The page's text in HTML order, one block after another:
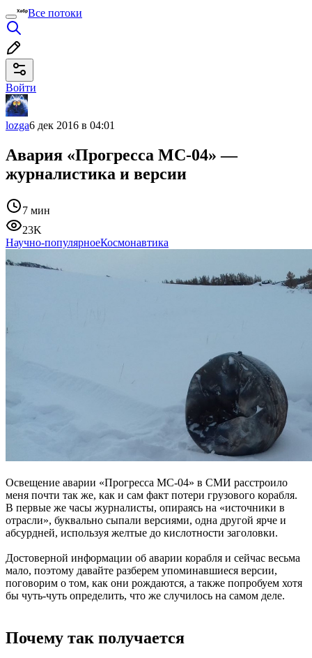
Все потоки
Войти
lozga6 дек 2016 в 04:01
Авария «Прогресса МС-04» —
журналистика и версии
7 мин
23K
Научно-популярноеКосмонавтика
Освещение аварии «Прогресса МС-04» в СМИ расстроило
меня почти так же, как и сам факт потери грузового корабля.
В первые же часы журналисты, опираясь на «источники в
отрасли», буквально сыпали версиями, одна другой ярче и
абсурдней, используя желтые до кислотности заголовки.
Достоверной информации об аварии корабля и сейчас весьма
мало, поэтому давайте разберем упоминавшиеся версии,
поговорим о том, как они рождаются, а также попробуем хотя
бы чуть-чуть определить, что же случилось на самом деле.
Почему так получается